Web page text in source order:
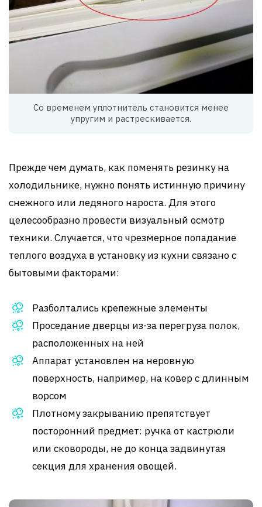
Со временем уплотнитель становится менее
упругим и растрескивается.
Прежде чем думать, как поменять резинку на
холодильнике, нужно понять истинную причину
снежного или ледяного нароста. Для этого
целесообразно провести визуальный осмотр
техники. Случается, что чрезмерное попадание
теплого воздуха в установку из кухни связано с
бытовыми факторами:
Разболтались крепежные элементы
Проседание дверцы из-за перегруза полок,
расположенных на ней
Аппарат установлен на неровную
поверхность, например, на ковер с длинным
ворсом
Плотному закрыванию препятствует
посторонний предмет: ручка от кастрюли
или сковороды, не до конца задвинутая
секция для хранения овощей.